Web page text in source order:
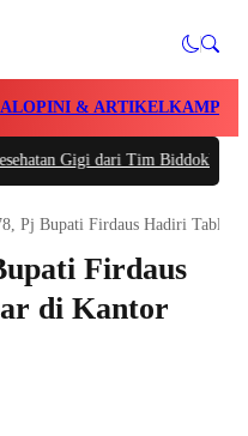
OPINI & ARTIKELKAMPAR
Gigi dari Tim Biddokkes Polda
Pj Bupati Firdaus Hadiri Tabliqh
Firdaus
di Kantor